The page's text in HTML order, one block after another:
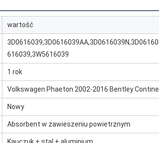
wartość
616039,3W5616039
1 rok
Volkswagen Phaeton 2002-2016 Bentley
Nowy
Absorbent w zawieszeniu powietrznym